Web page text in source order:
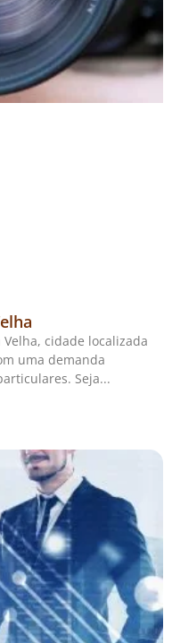
cidade localizada
uma demanda
Seja